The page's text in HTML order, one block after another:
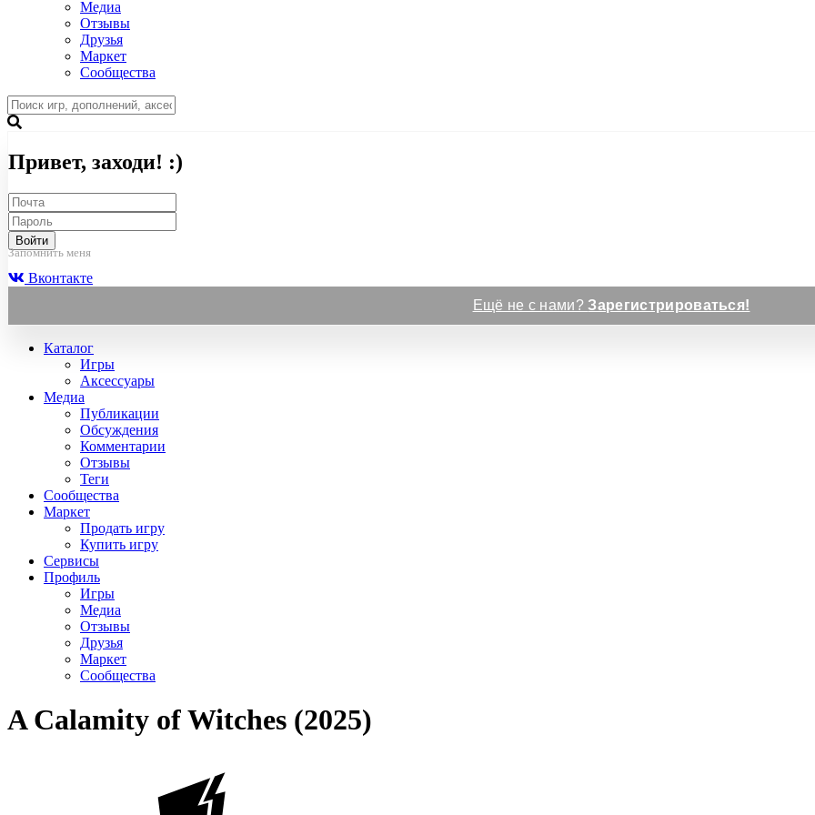
Медиа
Отзывы
Друзья
Маркет
Сообщества
Привет, заходи! :)
Войти
Запомнить меня
Вконтакте
Ещё не с нами?Зарегистрироваться!
Каталог
Игры
Аксессуары
Медиа
Публикации
Обсуждения
Комментарии
Отзывы
Теги
Сообщества
Маркет
Продать игру
Купить игру
Сервисы
Профиль
Игры
Медиа
Отзывы
Друзья
Маркет
Сообщества
A Calamity of Witches (2025)